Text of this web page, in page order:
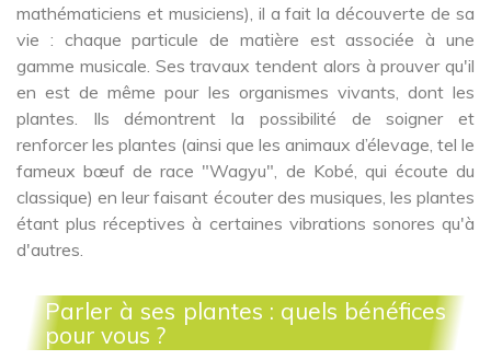
mathématiciens et musiciens), il a fait la découverte de sa
vie : chaque particule de matière est associée à une
gamme musicale. Ses travaux tendent alors à prouver qu'il
en est de même pour les organismes vivants, dont les
plantes. Ils démontrent la possibilité de soigner et
renforcer les plantes (ainsi que les animaux d’élevage, tel le
fameux bœuf de race "Wagyu", de Kobé, qui écoute du
classique) en leur faisant écouter des musiques, les plantes
étant plus réceptives à certaines vibrations sonores qu'à
d'autres.
Parler à ses plantes : quels bénéfices
pour vous ?